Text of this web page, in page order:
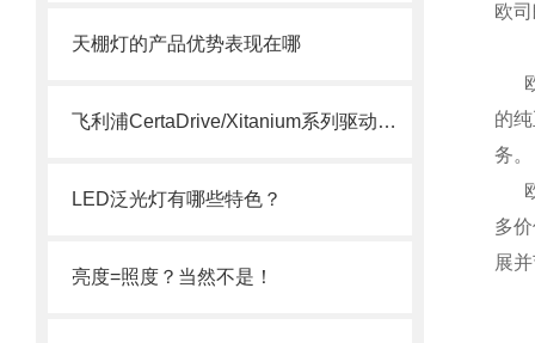
天棚灯的产品优势表现在哪
飞利浦CertaDrive/Xitanium系列驱动电源型号参数
LED泛光灯有哪些特色？
亮度=照度？当然不是！
欧
欧
的
务。
欧
多
展